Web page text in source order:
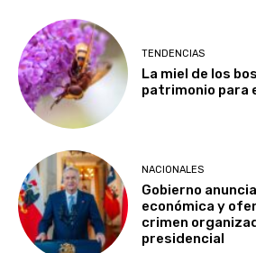
TENDENCIAS
La miel de los
patrimonio para
NACIONALES
Gobierno
económica y
crimen
presidencial